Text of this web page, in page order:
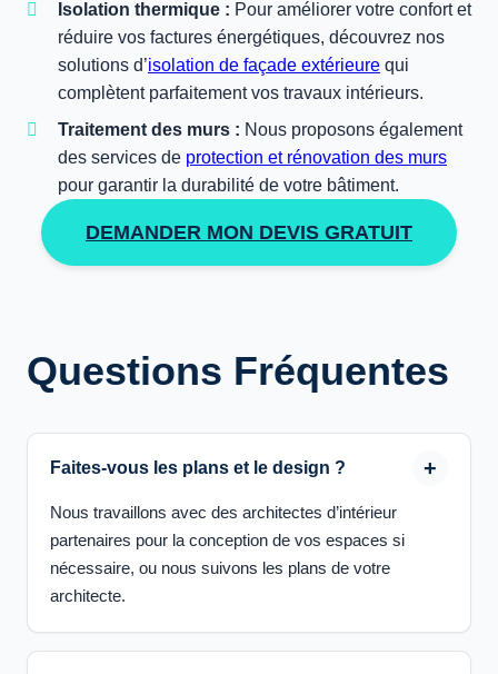
Isolation thermique : Pour améliorer votre confort et
réduire vos factures énergétiques, découvrez nos
solutions d’isolation de façade extérieure qui
complètent parfaitement vos travaux intérieurs.
Traitement des murs : Nous proposons également
des services de protection et rénovation des murs
pour garantir la durabilité de votre bâtiment.
DEMANDER MON DEVIS GRATUIT
Questions Fréquentes
Faites-vous les plans et le design ?
Nous travaillons avec des architectes d’intérieur
partenaires pour la conception de vos espaces si
nécessaire, ou nous suivons les plans de votre
architecte.